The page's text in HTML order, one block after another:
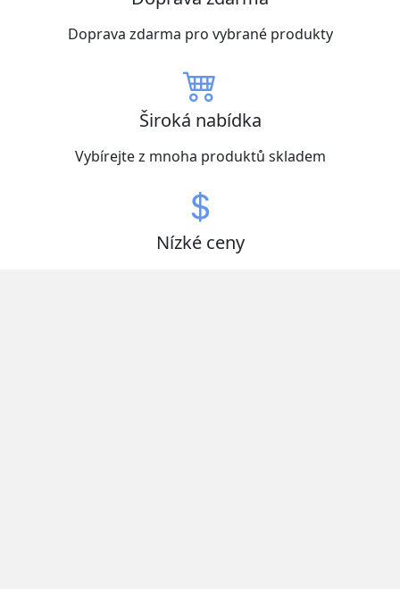
Doprava zdarma pro vybrané produkty
Široká nabídka
Vybírejte z mnoha produktů skladem
Nízké ceny